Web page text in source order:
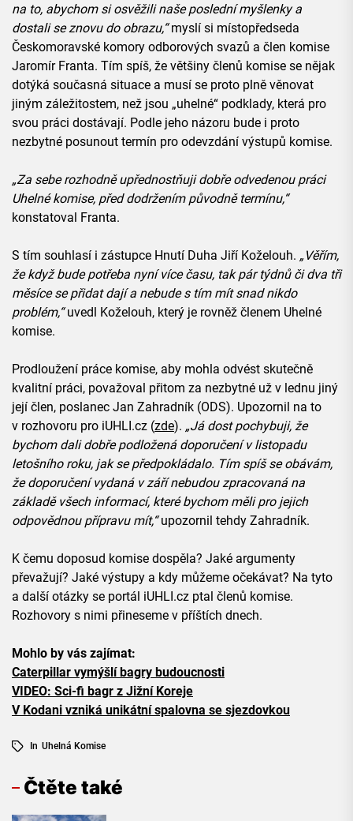
na to, abychom si osvěžili naše poslední myšlenky a
dostali se znovu do obrazu,“myslí si místopředseda
Českomoravské komory odborových svazů a člen komise
Jaromír Franta. Tím spíš, že většiny členů komise se nějak
dotýká současná situace a musí se proto plně věnovat
jiným záležitostem, než jsou „uhelné“ podklady, která pro
svou práci dostávají. Podle jeho názoru bude i proto
nezbytné posunout termín pro odevzdání výstupů komise.
„Za sebe rozhodně upřednostňuji dobře odvedenou práci
Uhelné komise, před dodržením původně termínu,“
konstatoval Franta.
S tím souhlasí i zástupce Hnutí Duha Jiří Koželouh. „Věřím,
že když bude potřeba nyní více času, tak pár týdnů či dva tři
měsíce se přidat dají a nebude s tím mít snad nikdo
problém,“uvedl Koželouh, který je rovněž členem Uhelné
komise.
Prodloužení práce komise, aby mohla odvést skutečně
kvalitní práci, považoval přitom za nezbytné už v lednu jiný
její člen, poslanec Jan Zahradník (ODS). Upozornil na to
v rozhovoru pro iUHLI.cz (zde). „Já dost pochybuji, že
bychom dali dobře podložená doporučení v listopadu
letošního roku, jak se předpokládalo. Tím spíš se obávám,
že doporučení vydaná v září nebudou zpracovaná na
základě všech informací, které bychom měli pro jejich
odpovědnou přípravu mít,“upozornil tehdy Zahradník.
K čemu doposud komise dospěla? Jaké argumenty
převažují? Jaké výstupy a kdy můžeme očekávat? Na tyto
a další otázky se portál iUHLI.cz ptal členů komise.
Rozhovory s nimi přineseme v příštích dnech.
Mohlo by vás zajímat:
Caterpillar vymýšlí bagry budoucnosti
VIDEO: Sci-fi bagr z Jižní Koreje
V Kodani vzniká unikátní spalovna se sjezdovkou
In Uhelná Komise
Čtěte také